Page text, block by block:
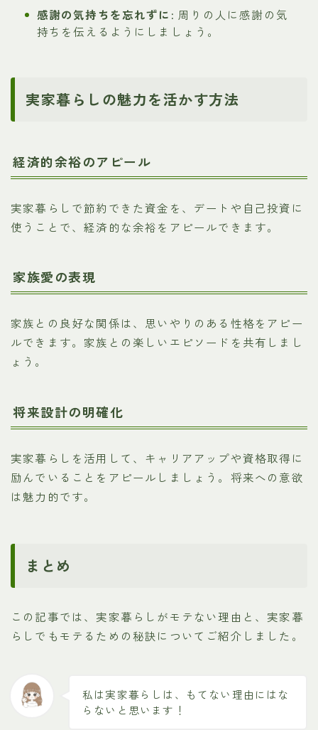
感謝の気持ちを忘れずに: 周りの人に感謝の気
持ちを伝えるようにしましょう。
実家暮らしの魅力を活かす方法
経済的余裕のアピール
実家暮らしで節約できた資金を、デートや自己投資に
使うことで、経済的な余裕をアピールできます。
家族愛の表現
家族との良好な関係は、思いやりのある性格をアピー
ルできます。家族との楽しいエピソードを共有しまし
ょう。
将来設計の明確化
実家暮らしを活用して、キャリアアップや資格取得に
励んでいることをアピールしましょう。将来への意欲
は魅力的です。
まとめ
この記事では、実家暮らしがモテない理由と、実家暮
らしでもモテるための秘訣についてご紹介しました。
私は実家暮らしは、もてない理由にはな
らないと思います！